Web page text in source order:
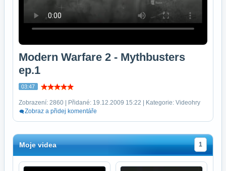
Modern Warfare 2 - Mythbusters
ep.1
03:47
Zobrazení: 2860 | Přidané: 19.12.2009 15:22 | Kategorie: Videohry
Zobraz a přidej komentáře
Moje videa 1